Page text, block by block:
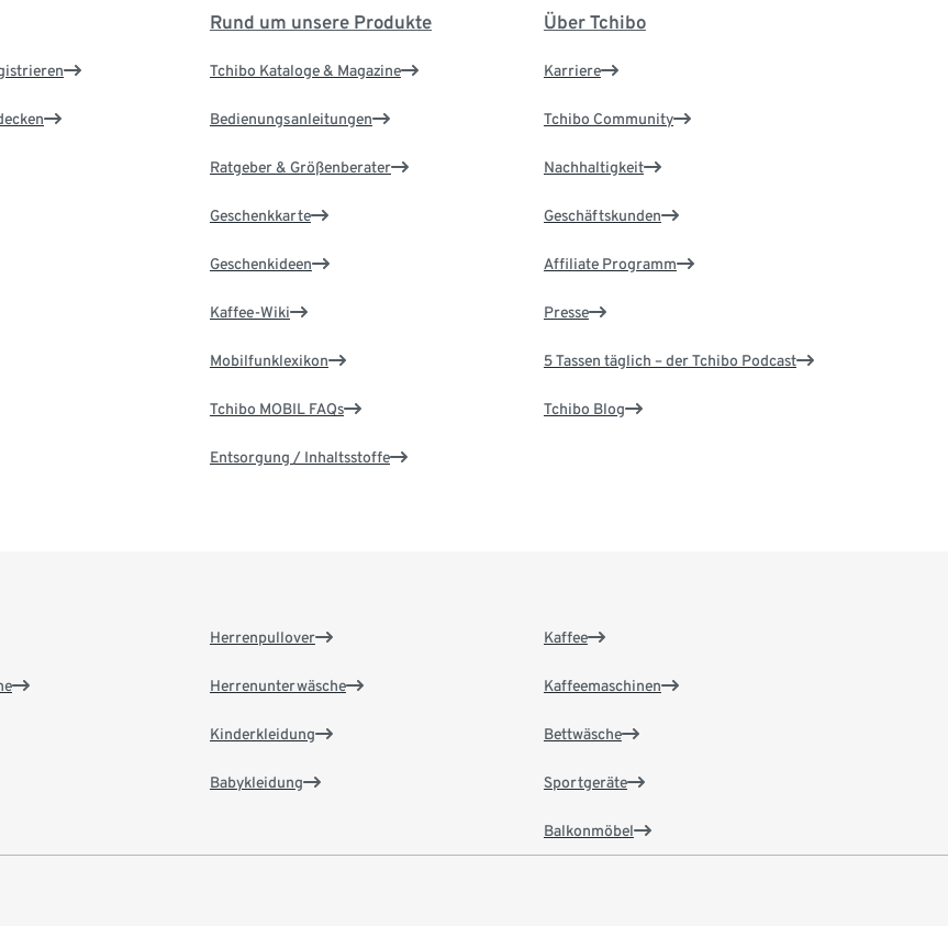
Rund um unsere Produkte
Tchibo Kataloge & Magazine
Bedienungsanleitungen
Ratgeber & Größenberater
Geschenkkarte
Geschenkideen
Kaffee-Wiki
Mobilfunklexikon
Tchibo MOBIL FAQs
Entsorgung / Inhaltsstoffe
Über Tchibo
Karriere
Tchibo Community
Nachhaltigkeit
Geschäftskunden
Affiliate Programm
Presse
5 Tassen täglich – der Tchibo Podcast
Tchibo Blog
Herrenpullover
Herrenunterwäsche
Kinderkleidung
Babykleidung
Kaffee
Kaffeemaschinen
Bettwäsche
Sportgeräte
Balkonmöbel